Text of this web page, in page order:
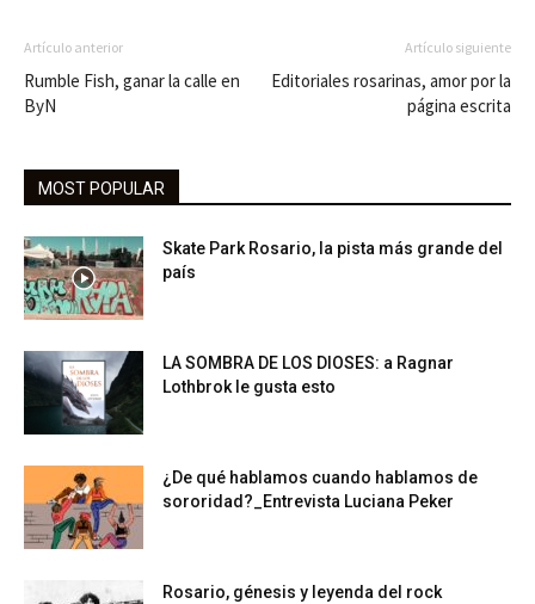
Artículo anterior
Rumble Fish, ganar la calle en
ByN
Artículo siguiente
Editoriales rosarinas, amor por la
página escrita
MOST POPULAR
Skate Park Rosario, la pista más grande del
país
LA SOMBRA DE LOS DIOSES: a Ragnar
Lothbrok le gusta esto
¿De qué hablamos cuando hablamos de
sororidad?_Entrevista Luciana Peker
Rosario, génesis y leyenda del rock